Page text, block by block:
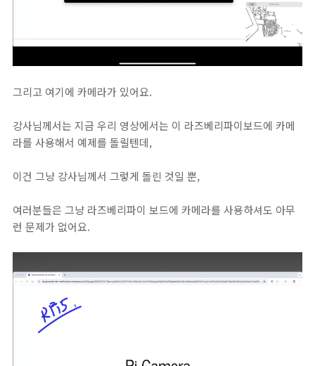
그리고 여기에 카메라가 있어요.
강사님께서는 지금 우리 영상에서는 이 라즈베리파이보드에 카메
라를 사용해서 예제를 돌릴텐데,
이건 그냥 강사님께서 그렇게 돌린 것일 뿐,
여러분들은 그냥 라즈베리파이 보드에 카메라를 사용하셔도 아무
런 문제가 없어요.